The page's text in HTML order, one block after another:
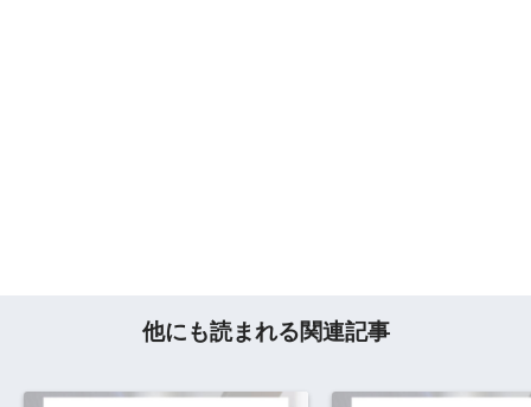
他にも読まれる関連記事